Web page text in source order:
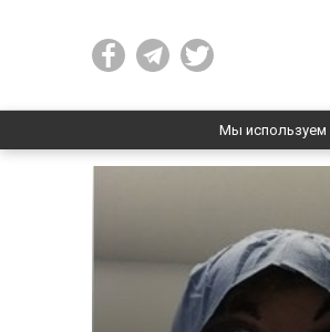
Мы используем